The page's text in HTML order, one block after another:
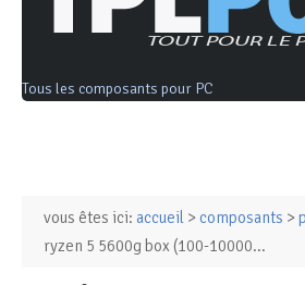
Tous les composants pour PC
Ordinateurs &
vous êtes ici: accueil > composants >
ryzen 5 5600g box (100-10000...